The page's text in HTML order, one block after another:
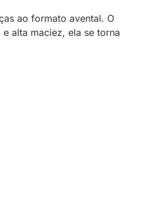
ao formato avental. O
alta maciez, ela se torna